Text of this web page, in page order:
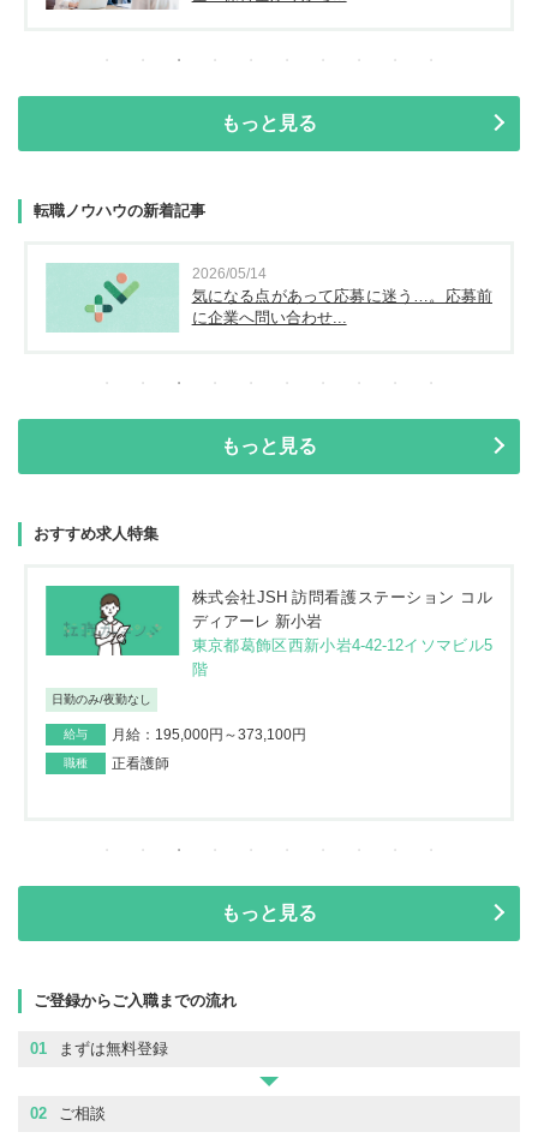
もっと見る
転職ノウハウの新着記事
2026/05/14
気になる点があって応募に迷う…。応募前
に企業へ問い合わせ...
もっと見る
おすすめ求人特集
株式会社JSH 訪問看護ステーション コル
ディアーレ 新小岩
東京都葛飾区西新小岩4-42-12イソマビル5
階
日勤のみ/夜勤なし
給与 月給：195,000円～373,100円
職種 正看護師
もっと見る
ご登録からご入職までの流れ
01 まずは無料登録
02 ご相談